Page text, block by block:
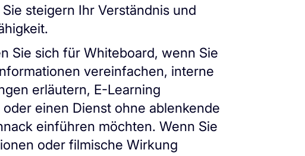
steigern Ihr Verständnis und
Sie sich für Whiteboard, wenn Sie
vereinfachen, interne
erläutern, E-Learning
einen Dienst ohne ablenkende
einführen möchten. Wenn Sie
oder filmische Wirkung